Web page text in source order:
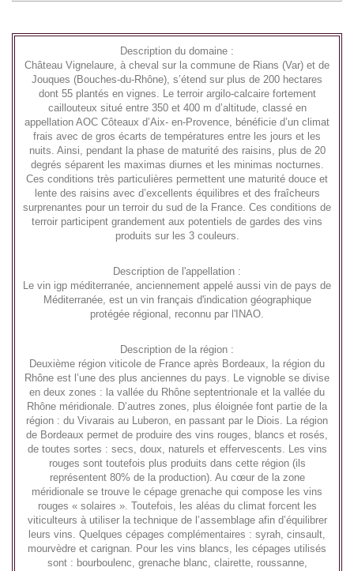
Description du domaine :
Château Vignelaure, à cheval sur la commune de Rians (Var) et de
Jouques (Bouches-du-Rhône), s’étend sur plus de 200 hectares
dont 55 plantés en vignes. Le terroir argilo-calcaire fortement
caillouteux situé entre 350 et 400 m d’altitude, classé en
appellation AOC Côteaux d’Aix- en-Provence, bénéficie d’un climat
frais avec de gros écarts de températures entre les jours et les
nuits. Ainsi, pendant la phase de maturité des raisins, plus de 20
degrés séparent les maximas diurnes et les minimas nocturnes.
Ces conditions très particulières permettent une maturité douce et
lente des raisins avec d’excellents équilibres et des fraîcheurs
surprenantes pour un terroir du sud de la France. Ces conditions de
terroir participent grandement aux potentiels de gardes des vins
produits sur les 3 couleurs.
Description de l'appellation :
Le vin igp méditerranée, anciennement appelé aussi vin de pays de
Méditerranée, est un vin français d'indication géographique
protégée régional, reconnu par l'INAO.
Description de la région :
Deuxième région viticole de France après Bordeaux, la région du
Rhône est l’une des plus anciennes du pays. Le vignoble se divise
en deux zones : la vallée du Rhône septentrionale et la vallée du
Rhône méridionale. D’autres zones, plus éloignée font partie de la
région : du Vivarais au Luberon, en passant par le Diois. La région
de Bordeaux permet de produire des vins rouges, blancs et rosés,
de toutes sortes : secs, doux, naturels et effervescents. Les vins
rouges sont toutefois plus produits dans cette région (ils
représentent 80% de la production). Au cœur de la zone
méridionale se trouve le cépage grenache qui compose les vins
rouges « solaires ». Toutefois, les aléas du climat forcent les
viticulteurs à utiliser la technique de l’assemblage afin d’équilibrer
leurs vins. Quelques cépages complémentaires : syrah, cinsault,
mourvèdre et carignan. Pour les vins blancs, les cépages utilisés
sont : bourboulenc, grenache blanc, clairette, roussanne,